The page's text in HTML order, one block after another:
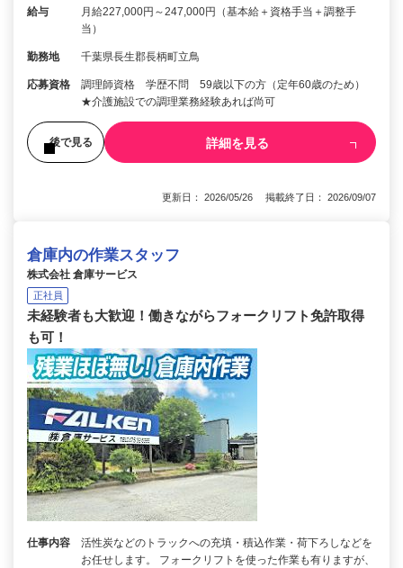
給与
月給227,000円～247,000円（基本給＋資格手当＋調整手
当）
勤務地 千葉県長生郡長柄町立鳥
応募資格
調理師資格 学歴不問 59歳以下の方（定年60歳のため）
★介護施設での調理業務経験あれば尚可
後で見る 詳細を見る
更新日： 2026/05/26 掲載終了日： 2026/09/07
倉庫内の作業スタッフ
株式会社 倉庫サービス
正社員
未経験者も大歓迎！働きながらフォークリフト免許取得
も可！
仕事内容
活性炭などのトラックへの充填・積込作業・荷下ろしなどを
お任せします。 フォークリフトを使った作業も有りますが、